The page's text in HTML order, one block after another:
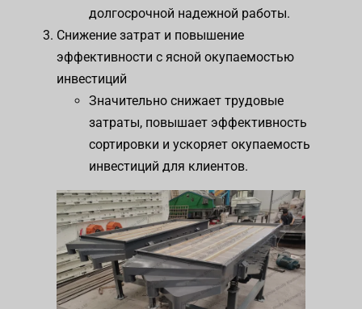
долгосрочной надежной работы.
Снижение затрат и повышение
эффективности с ясной окупаемостью
инвестиций
Значительно снижает трудовые
затраты, повышает эффективность
сортировки и ускоряет окупаемость
инвестиций для клиентов.